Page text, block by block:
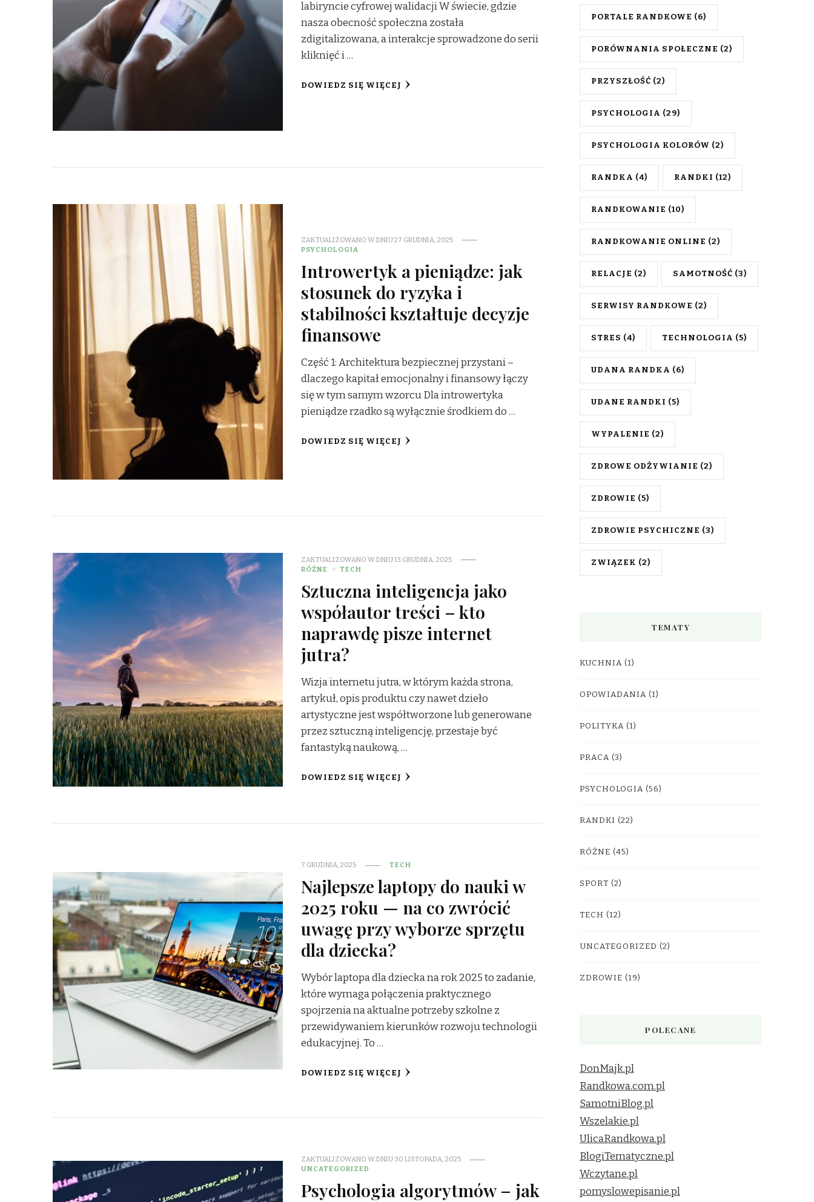
labiryncie cyfrowej walidacji W świecie, gdzie
nasza obecność społeczna została
zdigitalizowana, a interakcje sprowadzone do serii
kliknięć i …
DOWIEDZ SIĘ WIĘCEJ
ZAKTUALIZOWANO W DNIU27 GRUDNIA, 2025
PSYCHOLOGIA
Introwertyk a pieniądze: jak
stosunek do ryzyka i
stabilności kształtuje decyzje
finansowe
Część 1: Architektura bezpiecznej przystani –
dlaczego kapitał emocjonalny i finansowy łączy
się w tym samym wzorcu Dla introwertyka
pieniądze rzadko są wyłącznie środkiem do …
DOWIEDZ SIĘ WIĘCEJ
ZAKTUALIZOWANO W DNIU13 GRUDNIA, 2025
RÓŻNE
TECH
Sztuczna inteligencja jako
współautor treści – kto
naprawdę pisze internet
jutra?
Wizja internetu jutra, w którym każda strona,
artykuł, opis produktu czy nawet dzieło
artystyczne jest współtworzone lub generowane
przez sztuczną inteligencję, przestaje być
fantastyką naukową, …
DOWIEDZ SIĘ WIĘCEJ
7 GRUDNIA, 2025 TECH
Najlepsze laptopy do nauki w
2025 roku — na co zwrócić
uwagę przy wyborze sprzętu
dla dziecka?
Wybór laptopa dla dziecka na rok 2025 to zadanie,
które wymaga połączenia praktycznego
spojrzenia na aktualne potrzeby szkolne z
przewidywaniem kierunków rozwoju technologii
edukacyjnej. To …
DOWIEDZ SIĘ WIĘCEJ
ZAKTUALIZOWANO W DNIU 30 LISTOPADA, 2025
UNCATEGORIZED
Psychologia algorytmów – jak
PORTALE RANDKOWE (6)
PORÓWNANIA SPOŁECZNE (2)
PRZYSZŁOŚĆ (2)
PSYCHOLOGIA (29)
PSYCHOLOGIA KOLORÓW (2)
RANDKA (4) RANDKI (12)
RANDKOWANIE (10)
RANDKOWANIE ONLINE (2)
RELACJE (2) SAMOTNOŚĆ (3)
SERWISY RANDKOWE (2)
STRES (4) TECHNOLOGIA (5)
UDANA RANDKA (6)
UDANE RANDKI (5)
WYPALENIE (2)
ZDROWE ODŻYWIANIE (2)
ZDROWIE (5)
ZDROWIE PSYCHICZNE (3)
ZWIĄZEK (2)
TEMATY
KUCHNIA (1)
OPOWIADANIA (1)
POLITYKA (1)
PRACA (3)
PSYCHOLOGIA (56)
RANDKI (22)
RÓŻNE (45)
SPORT (2)
TECH (12)
UNCATEGORIZED (2)
ZDROWIE (19)
POLECANE
DonMajk.pl
Randkowa.com.pl
SamotniBlog.pl
Wszelakie.pl
UlicaRandkowa.pl
BlogiTematyczne.pl
Wczytane.pl
pomyslowepisanie.pl